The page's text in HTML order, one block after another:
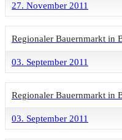
27. November 2011
Regionaler Bauernmarkt in
03. September 2011
Regionaler Bauernmarkt in
03. September 2011